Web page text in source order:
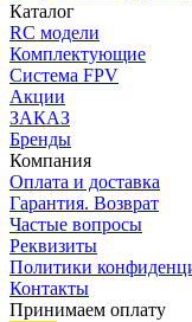
Каталог
RC модели
Комплектующие
Система FPV
Акции
ЗАКАЗ
Бренды
Компания
Оплата и доставка
Гарантия. Возврат
Частые вопросы
Реквизиты
Политики
Контакты
Принимаем оплату